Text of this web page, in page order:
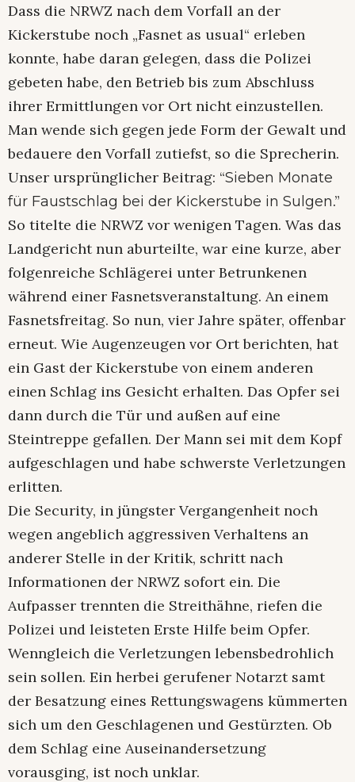
Dass die NRWZ nach dem Vorfall an der
Kickerstube noch „Fasnet as usual“ erleben
konnte, habe daran gelegen, dass die Polizei
gebeten habe, den Betrieb bis zum Abschluss
ihrer Ermittlungen vor Ort nicht einzustellen.
Man wende sich gegen jede Form der Gewalt und
bedauere den Vorfall zutiefst, so die Sprecherin.
Unser ursprünglicher Beitrag: “Sieben Monate
für Faustschlag bei der Kickerstube in Sulgen.”
So titelte die NRWZ vor wenigen Tagen. Was das
Landgericht nun aburteilte, war eine kurze, aber
folgenreiche Schlägerei unter Betrunkenen
während einer Fasnetsveranstaltung. An einem
Fasnetsfreitag. So nun, vier Jahre später, offenbar
erneut. Wie Augenzeugen vor Ort berichten, hat
ein Gast der Kickerstube von einem anderen
einen Schlag ins Gesicht erhalten. Das Opfer sei
dann durch die Tür und außen auf eine
Steintreppe gefallen. Der Mann sei mit dem Kopf
aufgeschlagen und habe schwerste Verletzungen
erlitten.
Die Security, in jüngster Vergangenheit noch
wegen angeblich aggressiven Verhaltens an
anderer Stelle in der Kritik, schritt nach
Informationen der NRWZ sofort ein. Die
Aufpasser trennten die Streithähne, riefen die
Polizei und leisteten Erste Hilfe beim Opfer.
Wenngleich die Verletzungen lebensbedrohlich
sein sollen. Ein herbei gerufener Notarzt samt
der Besatzung eines Rettungswagens kümmerten
sich um den Geschlagenen und Gestürzten. Ob
dem Schlag eine Auseinandersetzung
vorausging, ist noch unklar.